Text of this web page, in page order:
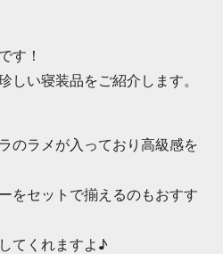
す！
しい寝装品をご紹介します。
のラメが入っており高級感を
をセットで揃えるのもおすす
てくれますよ♪